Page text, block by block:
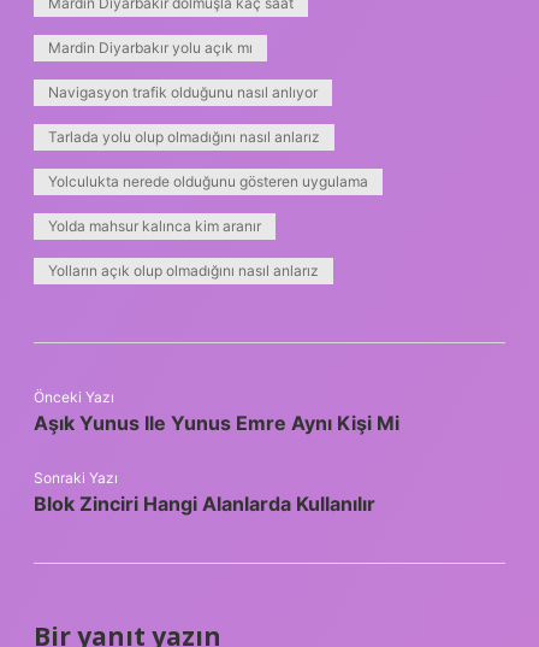
Mardin Diyarbakır yolu açık mı
Navigasyon trafik olduğunu nasıl anlıyor
Tarlada yolu olup olmadığını nasıl anlarız
Yolculukta nerede olduğunu gösteren uygulama
Yolda mahsur kalınca kim aranır
Yolların açık olup olmadığını nasıl anlarız
Önceki Yazı
Aşık Yunus Ile Yunus Emre Aynı Kişi Mi
Sonraki Yazı
Blok Zinciri Hangi Alanlarda Kullanılır
Bir yanıt yazın